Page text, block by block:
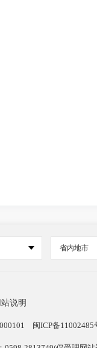
省内地市
站说明
闽ICP备11002485